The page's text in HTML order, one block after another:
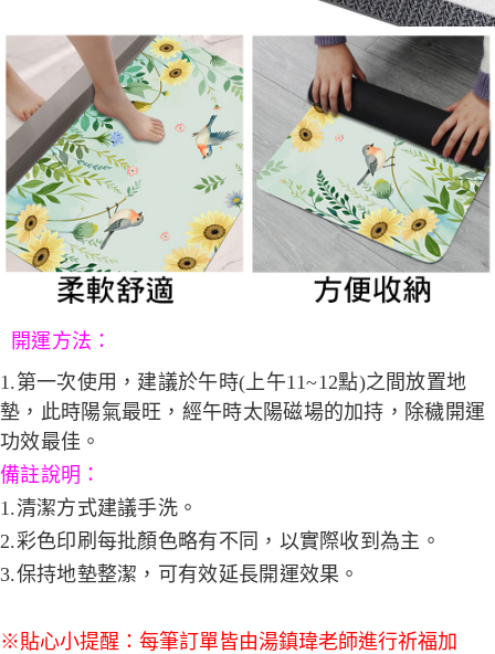
開運方法：
1.第一次使用，建議於午時(上午11~12點)之間放置地
墊，此時陽氣最旺，經午時太陽磁場的加持，除穢開運
功效最佳。
備註說明：
1.清潔方式建議手洗。
2.彩色印刷每批顏色略有不同，以實際收到為主。
3.保持地墊整潔，可有效延長開運效果。
※貼心小提醒：每筆訂單皆由湯鎮瑋老師進行祈福加